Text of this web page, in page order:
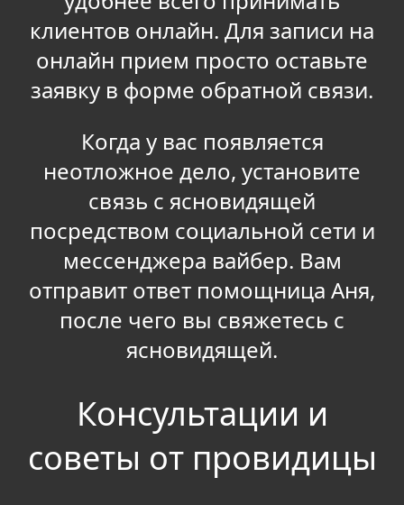
клиентов онлайн. Для записи на
онлайн прием просто оставьте
заявку в форме обратной связи.
Когда у вас появляется
неотложное дело, установите
связь с ясновидящей
посредством социальной сети и
мессенджера вайбер. Вам
отправит ответ помощница Аня,
после чего вы свяжетесь с
ясновидящей.
Консультации и
советы от провидицы